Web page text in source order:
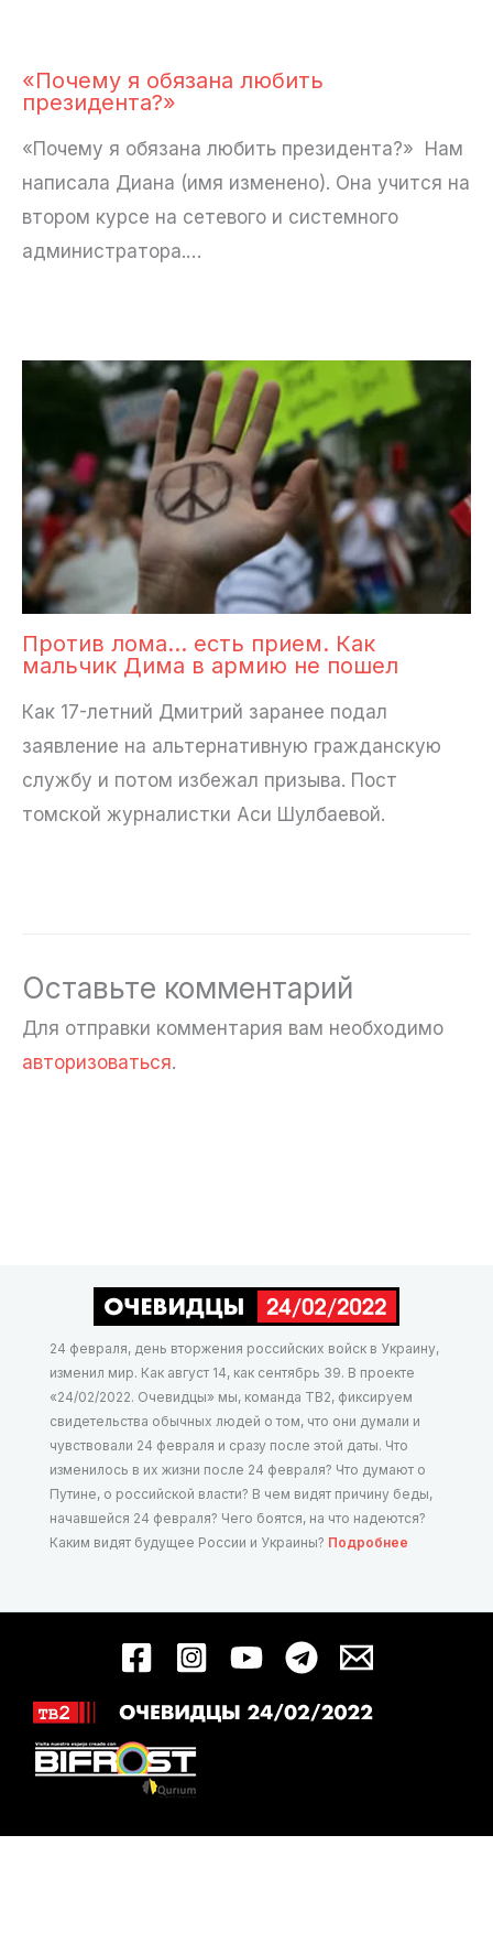
«Почему я обязана любить
президента?»
«Почему я обязана любить президента?» Нам
написала Диана (имя изменено). Она учится на
втором курсе на сетевого и системного
администратора.…
Против лома… есть прием. Как
мальчик Дима в армию не пошел
Как 17-летний Дмитрий заранее подал
заявление на альтернативную гражданскую
службу и потом избежал призыва. Пост
томской журналистки Аси Шулбаевой.
Оставьте комментарий
Для отправки комментария вам необходимо
авторизоваться.
24 февраля, день вторжения российских войск в Украину,
изменил мир. Как август 14, как сентябрь 39. В проекте
«24/02/2022. Очевидцы» мы, команда ТВ2, фиксируем
свидетельства обычных людей о том, что они думали и
чувствовали 24 февраля и сразу после этой даты. Что
изменилось в их жизни после 24 февраля? Что думают о
Путине, о российской власти? В чем видят причину беды,
начавшейся 24 февраля? Чего боятся, на что надеются?
Каким видят будущее России и Украины? Подробнее